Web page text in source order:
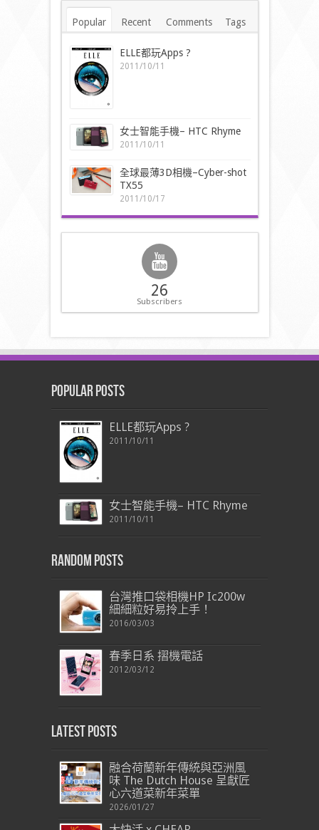
Popular Recent Comments Tags
ELLE都玩Apps ?
2011/10/11
女士智能手機– HTC Rhyme
2011/10/11
全球最薄3D相機–Cyber-shot
TX55
2011/10/17
26
Subscribers
Popular Posts
ELLE都玩Apps ?
2011/10/11
女士智能手機– HTC Rhyme
2011/10/11
Random Posts
台灣推口袋相機HP Ic200w
細細粒好易拎上手！
2016/03/03
春季日系 摺機電話
2012/03/12
Latest Posts
融合荷蘭新年傳統與亞洲風
味 The Dutch House 呈獻匠
心六道菜新年菜單
2026/01/27